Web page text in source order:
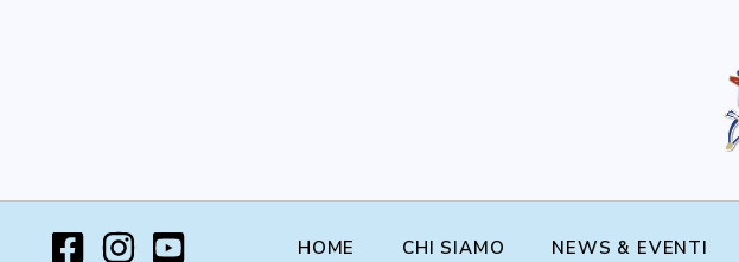
HOME CHI SIAMO NEWS & EVENTI